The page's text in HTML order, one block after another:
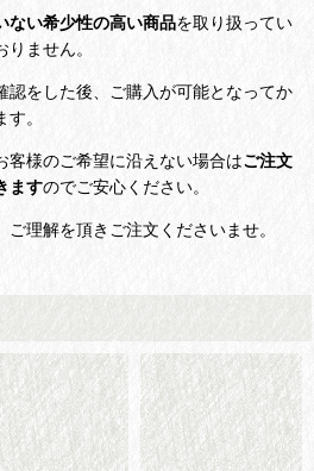
ない希少性の高い商品を取り扱ってい
りません。
認をした後、ご購入が可能となってか
。
客様のご希望に沿えない場合はご注文
ますのでご安心ください。
理解を頂きご注文くださいませ。